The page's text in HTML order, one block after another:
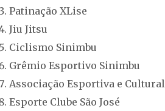
Patinação XLise
Jiu Jitsu
Ciclismo Sinimbu
Grêmio Esportivo Sinimbu
Associação Esportiva e
Esporte Clube São José